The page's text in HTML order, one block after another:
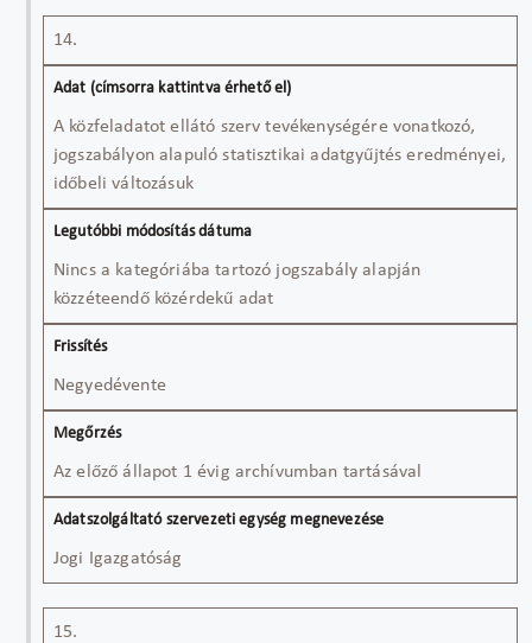
14.
A közfeladatot ellátó szerv tevékenységére vonatkozó,
jogszabályon alapuló statisztikai adatgyűjtés eredményei,
időbeli változásuk
Nincs a kategóriába tartozó jogszabály alapján
közzéteendő közérdekű adat
Negyedévente
Az előző állapot 1 évig archívumban tartásával
Jogi Igazgatóság
15.